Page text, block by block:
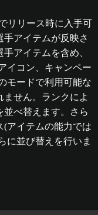
リリース時に入手可
アイテムが反映さ
アイテムを含め、
イコン、キャンペー
モードで利用可能な
せん。ランクによ
並べ替えます。さら
(アイテムの能力では
に並び替えを行いま